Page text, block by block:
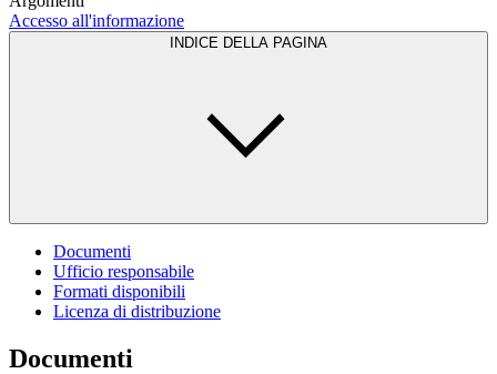
Accesso all'informazione
INDICE DELLA PAGINA
Documenti
Ufficio responsabile
Formati disponibili
Licenza di distribuzione
Documenti